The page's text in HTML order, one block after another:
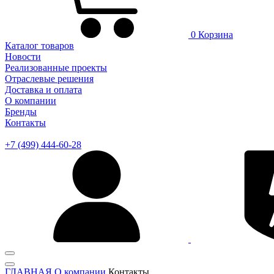
0 Корзина
Каталог товаров
Новости
Реализованные проекты
Отраслевые решения
Доставка и оплата
О компании
Бренды
Контакты
+7 (499) 444-60-28
ГЛАВНАЯ О компании Контакты